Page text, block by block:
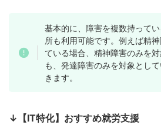
基本的に、障害を複数持って
所も利用可能です。例えば精
ている場合、精神障害のみを
も、発達障害のみを対象とし
きます。
↓【IT特化】おすすめ就労支援